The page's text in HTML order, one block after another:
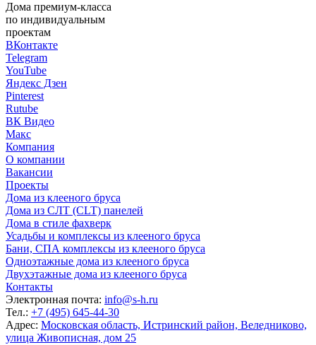
Дома премиум-класса
по индивидуальным
проектам
ВКонтакте
Telegram
YouTube
Яндекс Дзен
Pinterest
Rutube
ВК Видео
Макс
Компания
О компании
Вакансии
Проекты
Дома из клееного бруса
Дома из СЛТ (CLT) панелей
Дома в стиле фахверк
Усадьбы и комплексы из клееного бруса
Бани, СПА комплексы из клееного бруса
Одноэтажные дома из клееного бруса
Двухэтажные дома из клееного бруса
Контакты
Электронная почта: info@s-h.ru
Тел.: +7 (495) 645-44-30
Адрес: Московская область, Истринский район, Веледниково,
улица Живописная, дом 25